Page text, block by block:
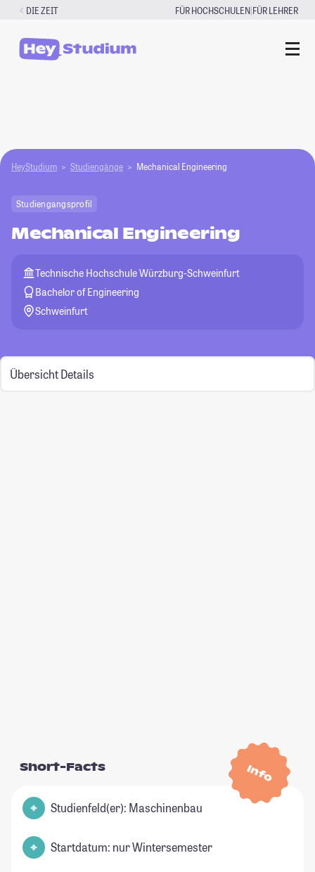
Zum
springen
DIE ZEIT FÜR HOCHSCHULEN|FÜR LEHRER
HeyStudium Studiengänge Mechanical Engineering
Studiengangsprofil
Mechanical Engineering
Technische Hochschule Würzburg-Schweinfurt
Bachelor of Engineering
Schweinfurt
Übersicht Details
Info
Short-Facts
Studienfeld(er): Maschinenbau
Startdatum: nur Wintersemester